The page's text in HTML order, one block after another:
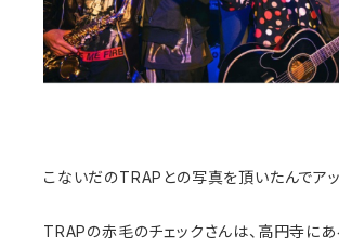
こないだのTRAPとの写真を頂いたんでアッ
TRAPの赤毛のチェックさんは、高円寺にあ